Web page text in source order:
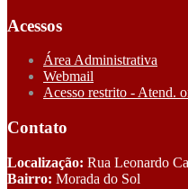
Acessos
Área Administrativa
Webmail
Acesso restrito - Atend.
Contato
Localização: Rua Leonardo
Bairro: Morada do Sol